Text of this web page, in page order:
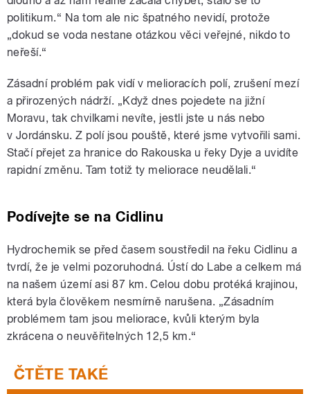
politikum.“ Na tom ale nic špatného nevidí, protože
„dokud se voda nestane otázkou věci veřejné, nikdo to
neřeší.“
Zásadní problém pak vidí v melioracích polí, zrušení mezí
a přirozených nádrží. „Když dnes pojedete na jižní
Moravu, tak chvilkami nevíte, jestli jste u nás nebo
v Jordánsku. Z polí jsou pouště, které jsme vytvořili sami.
Stačí přejet za hranice do Rakouska u řeky Dyje a uvidíte
rapidní změnu. Tam totiž ty meliorace neudělali.“
Podívejte se na Cidlinu
Hydrochemik se před časem soustředil na řeku Cidlinu a
tvrdí, že je velmi pozoruhodná. Ústí do Labe a celkem má
na našem území asi 87 km. Celou dobu protéká krajinou,
která byla člověkem nesmírně narušena. „Zásadním
problémem tam jsou meliorace, kvůli kterým byla
zkrácena o neuvěřitelných 12,5 km.“